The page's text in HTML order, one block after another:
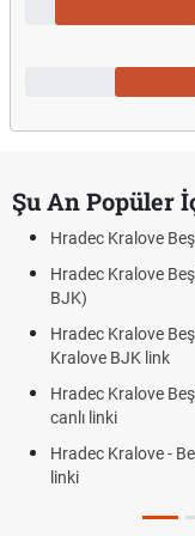
Şu An Popüler
Hradec Kralove
Hradec Kralove
BJK)
Hradec Kralove
Kralove BJK link
Hradec Kralove
canlı linki
Hradec Kralove -
linki